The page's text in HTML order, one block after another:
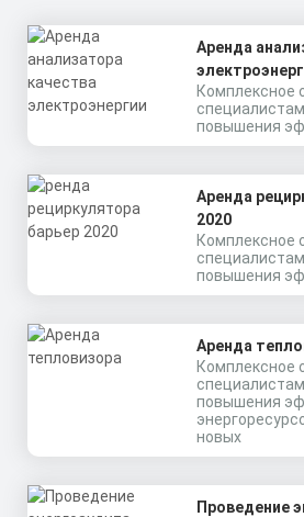
Аренда
Комплексное
повышения
Аренда
2020
Комплексное
повышения
Аренда
Комплексное
повышения
новых
Проведение